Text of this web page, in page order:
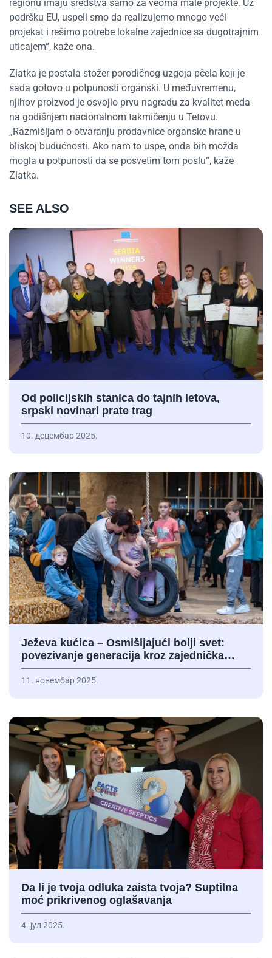
regionu imaju sredstva samo za veoma male projekte. Uz
podršku EU, uspeli smo da realizujemo mnogo veći
projekat i rešimo potrebe lokalne zajednice sa dugotrajnim
uticajem“, kaže ona.
Zlatka je postala stožer porodičnog uzgoja pčela koji je
sada gotovo u potpunosti organski. U međuvremenu,
njihov proizvod je osvojio prvu nagradu za kvalitet meda
na godišnjem nacionalnom takmičenju u Tetovu.
„Razmišljam o otvaranju prodavnice organske hrane u
bliskoj budućnosti. Ako nam to uspe, onda bih možda
mogla u potpunosti da se posvetim tom poslu“, kaže
Zlatka.
SEE ALSO
Od policijskih stanica do tajnih letova,
srpski novinari prate trag
10. децембар 2025.
Ježeva kućica – Osmišljajući bolji svet:
povezivanje generacija kroz zajednička…
11. новембар 2025.
Da li je tvoja odluka zaista tvoja? Suptilna
moć prikrivenog oglašavanja
4. јул 2025.